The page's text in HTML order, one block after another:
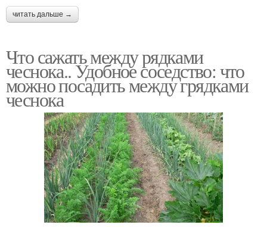
читать дальше →
Что сажать между рядками
чеснока.. Удобное соседство: что
можно посадить между грядками
чеснока